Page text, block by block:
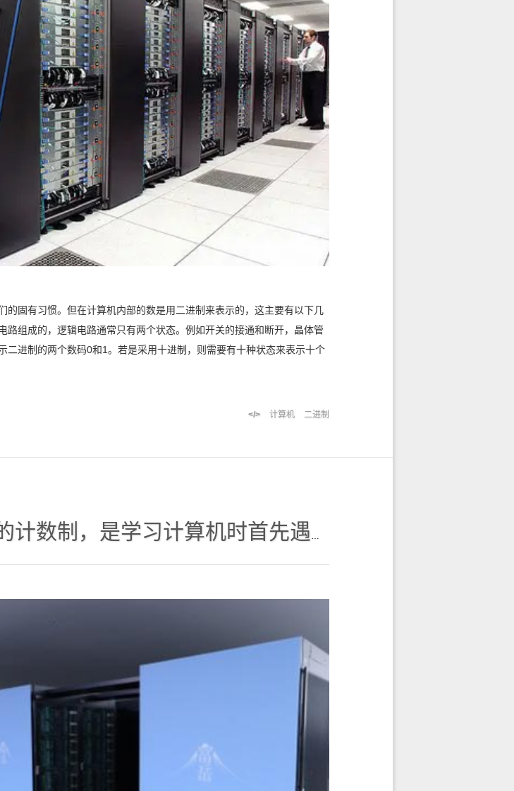
固有习惯。但在计算机内部的数是用二进制来表示的，这主要有以下几
组成的，逻辑电路通常只有两个状态。例如开关的接通和断开，晶体管
二进制的两个数码0和1。若是采用十进制，则需要有十种状态来表示十个
计算机 二进制
是学习计算机时首先遇到的一个重要问题